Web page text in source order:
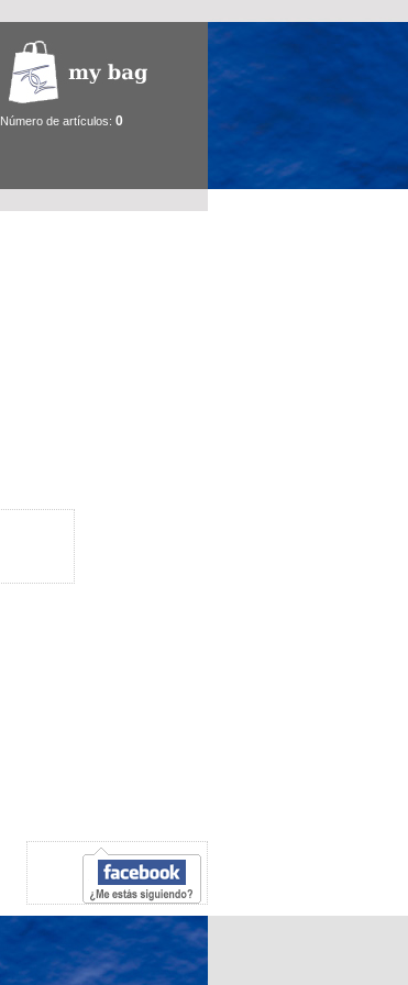
Número de artículos: 0